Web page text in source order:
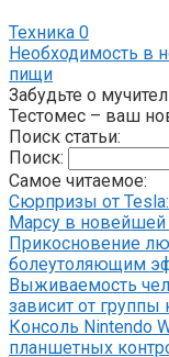
Техника 0
Необходимость в
пищи
Забудьте о
Тестомес – ваш
Поиск статьи:
Поиск:
Самое читаемое:
Сюрпризы от
Марсу в
Прикосновение
болеутоляющим
Выживаемость
зависит от группы
Консоль Nintendo
планшетных